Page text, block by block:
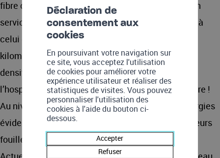
fibre optique au plus grand nombre, et de fournir un
service équivalent au résident de Fionnay comme à
celui du Châble. S’étendant sur plus d’un millier de
kilomètres, notre réseau couvre les zones de forte
densité et également certains hameaux. Même
l’hospice du Grand-St-Bernard est raccordé à la fibre !
Au niveau de l’extension du réseau, il y a des synergies
évidentes avec ALTIS, puisque nous profitons de leurs
fouilles pour anticiper le déploiement de la fibre.
Déclaration de
consentement aux
cookies
En poursuivant votre navigation sur
ce site, vous acceptez l'utilisation
de cookies pour améliorer votre
expérience utilisateur et réaliser des
statistiques de visites. Vous pouvez
personnaliser l'utilisation des
cookies à l'aide du bouton ci-
dessous.
Accepter
Refuser